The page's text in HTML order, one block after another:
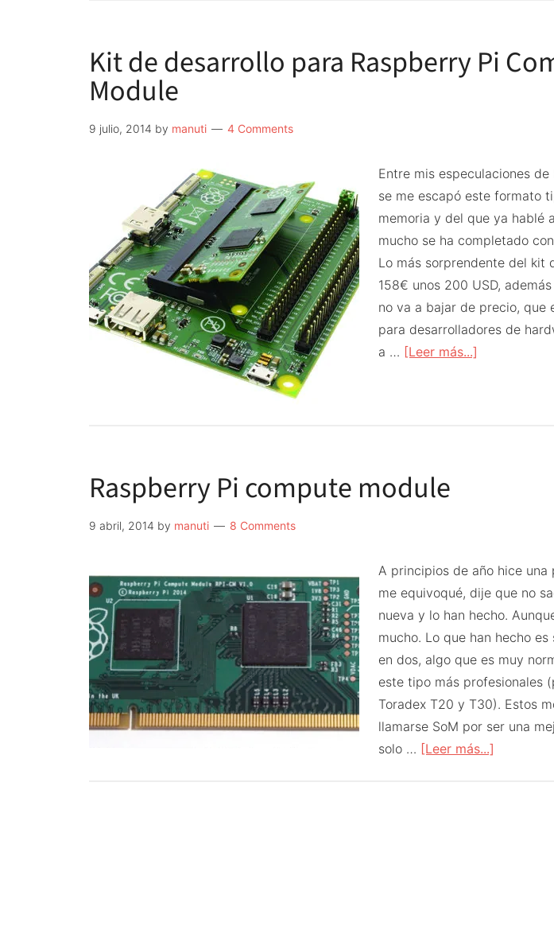
Kit de desarrollo para Raspberry Pi
Module
9 julio, 2014 by manuti 4 Comments
Entre mis especulaciones
se me escapó este formato
memoria y del que ya hablé
mucho se ha completado
Lo más sorprendente del kit
158€ unos 200 USD,
no va a bajar de precio, que
para desarrolladores de
a … [Leer más...]
Raspberry Pi compute module
9 abril, 2014 by manuti 8 Comments
A principios de año hice
me equivoqué, dije que no
nueva y lo han hecho.
mucho. Lo que han hecho
en dos, algo que es muy
este tipo más profesionales
Toradex T20 y T30). Estos
llamarse SoM por ser una
solo … [Leer más...]